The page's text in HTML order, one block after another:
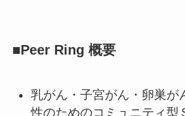
■Peer Ring 概要
乳がん・子宮がん・卵巣が
性のためのコミュニティ型